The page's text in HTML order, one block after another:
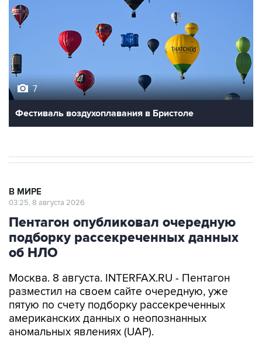
Фестиваль воздухоплавания в Бристоле
Пентагон опубликовал очередную
подборку рассекреченных данных
об НЛО
Москва. 8 августа. INTERFAX.RU - Пентагон
пятую по счету подборку рассекреченных
американских данных о неопознанных
аномальных явлениях (UAP).
"Министерство войны публикует пятую часть